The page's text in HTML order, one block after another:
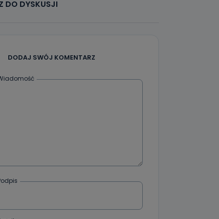
żądania
DO DYSKUSJI
DODAJ SWÓJ KOMENTARZ